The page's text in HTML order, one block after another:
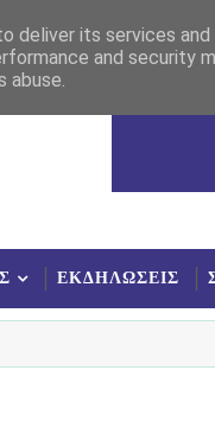
ΕΚΔΗΛΩΣΕΙΣ
deliver its services
and security
abuse.